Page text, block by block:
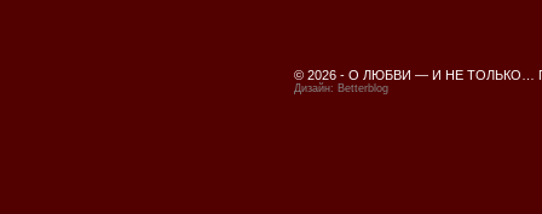
© 2026 - О ЛЮБВИ — И НЕ ТОЛЬКО…
Дизайн: Betterblog